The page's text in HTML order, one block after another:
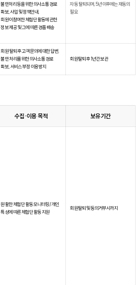
불만처리 등을 위한 의사소통 경로
확보, 사업 및 정책안내,
회원이 참여한 체험단 활동에 관한
정보 제공 및 그에 따른 경품 배송
자동 탈퇴되며, 5년 이후에는 재동의
필요
회원 탈퇴 후 고객 문의에 대한 답변,
불만 처리를 위한 의사소통 경로
확보, 서비스 부정 이용방지
회원탈퇴 후 1년간 보관
수집·이용 목적 보유기간
원활한 체험단 활동 모니터링 / 개인
특성에 따른 체험단 활동 지원
회원탈퇴 및 동의거부시까지